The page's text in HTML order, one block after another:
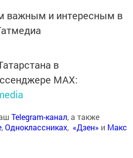
важным и интересным в
в
MАХ:
Telegram-канал, а также
,Одноклассниках, «Дзен» и Макс